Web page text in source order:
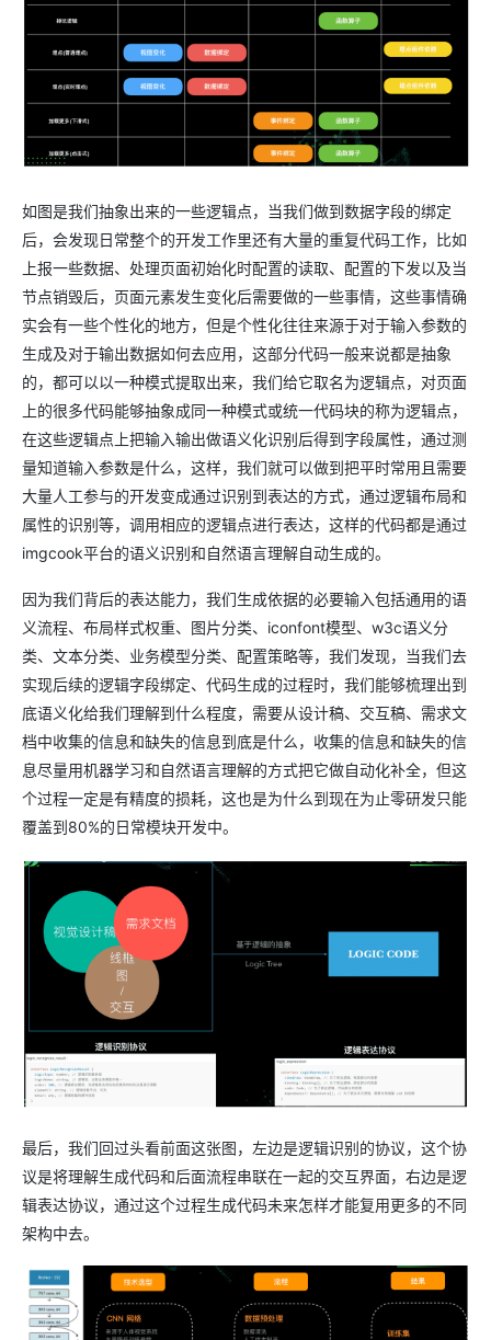
如图是我们抽象出来的一些逻辑点，当我们做到数据字段的绑定
后，会发现日常整个的开发工作里还有大量的重复代码工作，比如
上报一些数据、处理页面初始化时配置的读取、配置的下发以及当
节点销毁后，页面元素发生变化后需要做的一些事情，这些事情确
实会有一些个性化的地方，但是个性化往往来源于对于输入参数的
生成及对于输出数据如何去应用，这部分代码一般来说都是抽象
的，都可以以一种模式提取出来，我们给它取名为逻辑点，对页面
上的很多代码能够抽象成同一种模式或统一代码块的称为逻辑点，
在这些逻辑点上把输入输出做语义化识别后得到字段属性，通过测
量知道输入参数是什么，这样，我们就可以做到把平时常用且需要
大量人工参与的开发变成通过识别到表达的方式，通过逻辑布局和
属性的识别等，调用相应的逻辑点进行表达，这样的代码都是通过
imgcook平台的语义识别和自然语言理解自动生成的。
因为我们背后的表达能力，我们生成依据的必要输入包括通用的语
义流程、布局样式权重、图片分类、iconfont模型、w3c语义分
类、文本分类、业务模型分类、配置策略等，我们发现，当我们去
实现后续的逻辑字段绑定、代码生成的过程时，我们能够梳理出到
底语义化给我们理解到什么程度，需要从设计稿、交互稿、需求文
档中收集的信息和缺失的信息到底是什么，收集的信息和缺失的信
息尽量用机器学习和自然语言理解的方式把它做自动化补全，但这
个过程一定是有精度的损耗，这也是为什么到现在为止零研发只能
覆盖到80%的日常模块开发中。
最后，我们回过头看前面这张图，左边是逻辑识别的协议，这个协
议是将理解生成代码和后面流程串联在一起的交互界面，右边是逻
辑表达协议，通过这个过程生成代码未来怎样才能复用更多的不同
架构中去。